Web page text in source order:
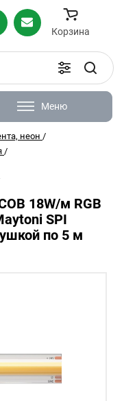
Корзина
Меню
неон /
/
18W/м RGB
SPI
по 5 м